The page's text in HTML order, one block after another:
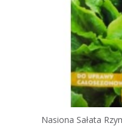
Nasiona Sałata